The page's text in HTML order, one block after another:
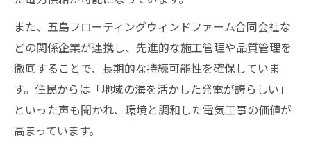
また、五島フローティングウィンドファーム合同会社な
どの関係企業が連携し、先進的な施工管理や品質管理を
徹底することで、長期的な持続可能性を確保していま
す。住民からは「地域の海を活かした発電が誇らしい」
といった声も聞かれ、環境と調和した電気工事の価値が
高まっています。